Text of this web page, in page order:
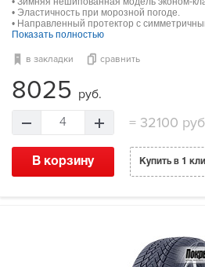
• Эластичность при морозной погоде.
• Направленный протектор с
Показать полностью
в закладки сравнить
8025 руб.
4 = 32100
В корзину Купить в 1